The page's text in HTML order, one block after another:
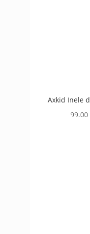
Axkid Inele
99.00